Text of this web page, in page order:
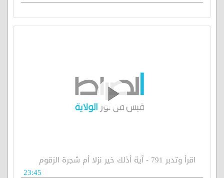
اقرأ وتدبر 791 - آية أذلك خير نزلا أم شجرة الزقوم
23:45